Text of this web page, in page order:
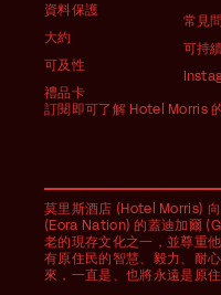
資料保護
大約
可及性
禮品卡
常見
可持
訂閱即可了解 Hotel Morris
莫里斯酒店 (Hotel Morris)
(Eora Nation) 的蓋迪加爾
老的現存文化之一，並尊重
有原住民的智慧、毅力、耐
來，一直是、也將永遠是原住